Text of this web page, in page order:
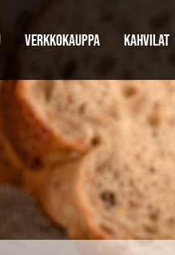
VERKKOKAUPPA KAHVILAT